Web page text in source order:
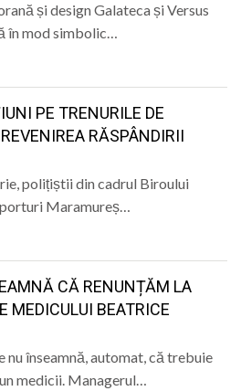
și design Galateca și Versus
în mod simbolic…
PE TRENURILE DE
RĂSPÂNDIRII
polițiștii din cadrul Biroului
Maramureș…
CĂ RENUNȚĂM LA
MEDICULUI BEATRICE
nu înseamnă, automat, că trebuie
medicii. Managerul…